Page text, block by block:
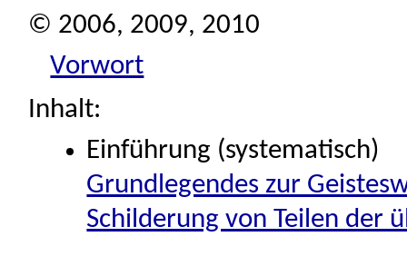
© 2006, 2009, 2010
Vorwort
Inhalt:
Einführung (systematisch)
Grundlegendes zur
Schilderung von Teilen der